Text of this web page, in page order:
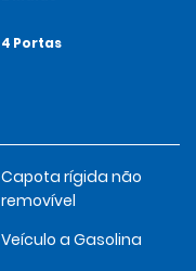
4 Portas
Capota rígida não
removível
Veículo a Gasolina